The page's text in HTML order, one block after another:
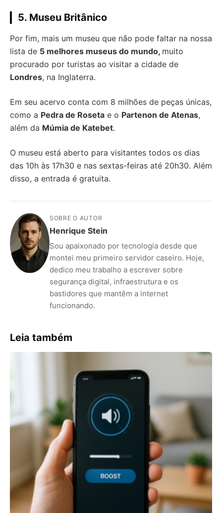
5. Museu Britânico
Por fim, mais um museu que não pode faltar na nossa
lista de 5 melhores museus do mundo, muito
procurado por turistas ao visitar a cidade de
Londres, na Inglaterra.
Em seu acervo conta com 8 milhões de peças únicas,
como a Pedra de Roseta e o Partenon de Atenas,
além da Múmia de Katebet.
O museu está aberto para visitantes todos os dias
das 10h às 17h30 e nas sextas-feiras até 20h30. Além
disso, a entrada é gratuita.
SOBRE O AUTOR
Henrique Stein
Sou apaixonado por tecnologia desde que
montei meu primeiro servidor caseiro. Hoje,
dedico meu trabalho a escrever sobre
segurança digital, infraestrutura e os
bastidores que mantêm a internet
funcionando.
Leia também